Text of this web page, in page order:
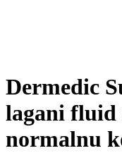
Dermedic
lagani fluid
normalnu